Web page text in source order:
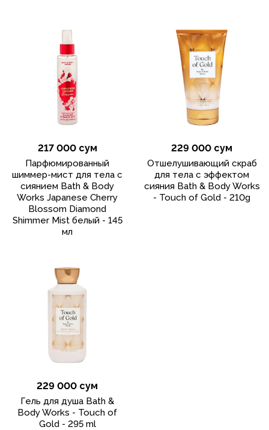
217 000 сум
Парфюмированный
шиммер-мист для тела с
сиянием Bath & Body
Works Japanese Cherry
Blossom Diamond
Shimmer Mist белый - 145
мл
229 000 сум
Отшелушивающий скраб
для тела с эффектом
сияния Bath & Body Works
- Touch of Gold - 210g
229 000 сум
Гель для душа Bath &
Body Works - Touch of
Gold - 295 ml